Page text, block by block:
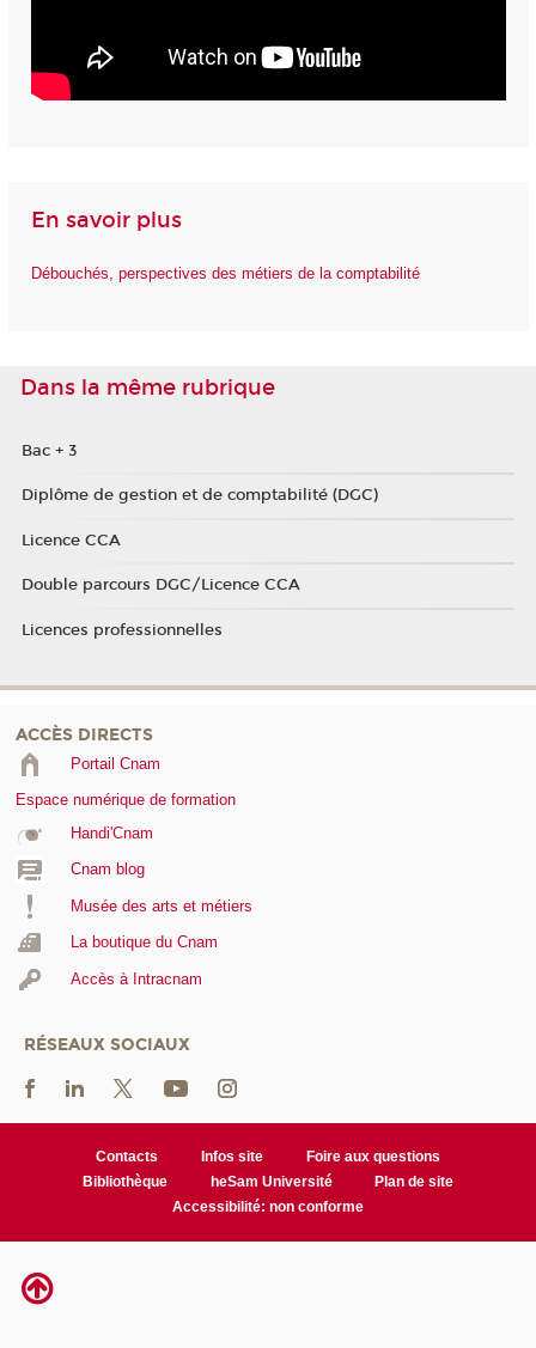
En savoir plus
Débouchés, perspectives des métiers de la comptabilité
Dans la même rubrique
Bac + 3
Diplôme de gestion et de comptabilité (DGC)
Licence CCA
Double parcours DGC/Licence CCA
Licences professionnelles
ACCÈS DIRECTS
Portail Cnam
Espace numérique de formation
Handi'Cnam
Cnam blog
Musée des arts et métiers
La boutique du Cnam
Accès à Intracnam
RÉSEAUX SOCIAUX
Contacts Infos site
Foire aux questions
Bibliothèque
heSam Université
Plan de site
Accessibilité: non conforme